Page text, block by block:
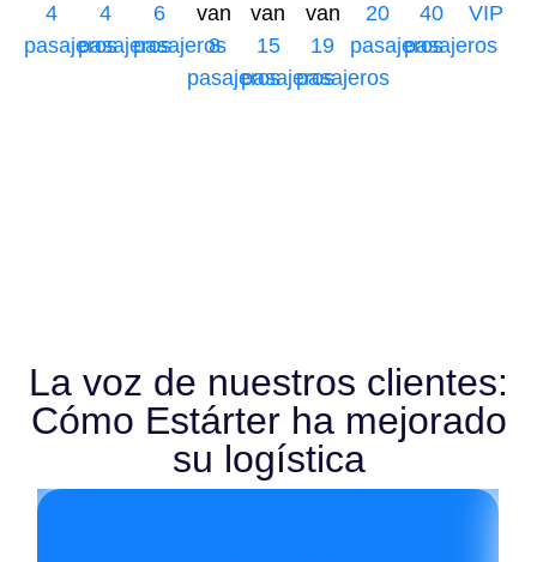
4
pasajeros
4
pasajeros
6
pasajeros
van
8
pasajeros
van
15
pasajeros
van
19
pasajeros
20
pasajeros
40
pasajeros
VIP
La voz de nuestros clientes:
Cómo Estárter ha mejorado
su logística